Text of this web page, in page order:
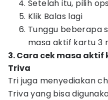
Setelah itu, pilih
Klik Balas lagi
Tunggu beberapa
masa aktif kartu 3
3. Cara cek masa
Triva
Tri juga menyediakan
Triva yang bisa